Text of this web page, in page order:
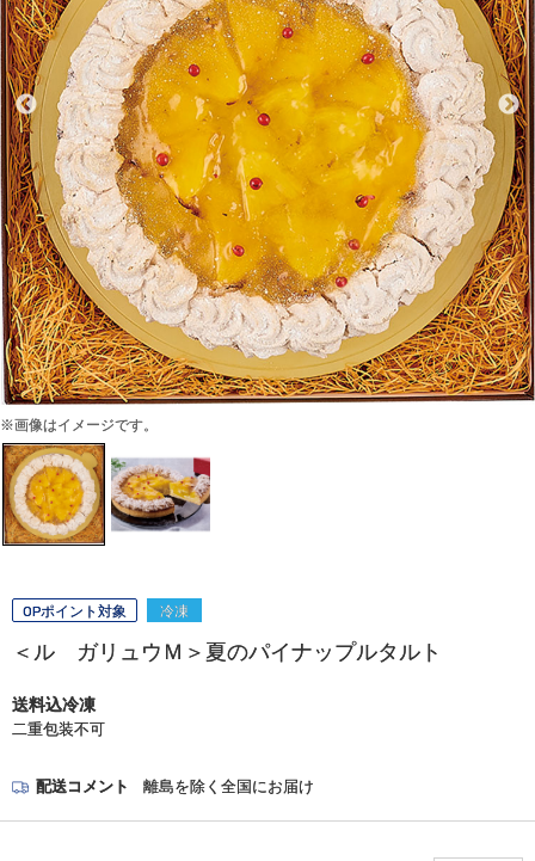
※画像はイメージです。
OPポイント対象 冷凍
＜ル ガリュウＭ＞夏のパイナップルタルト
送料込冷凍
二重包装不可
配送コメント 離島を除く全国にお届け